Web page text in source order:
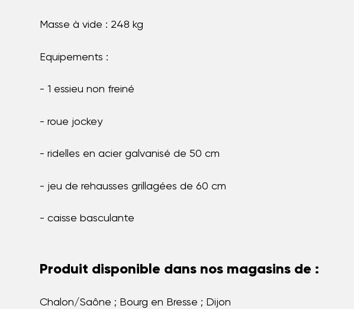
Masse à vide : 248 kg
Equipements :
- 1 essieu non freiné
- roue jockey
- ridelles en acier galvanisé de 50 cm
- jeu de rehausses grillagées de 60 cm
- caisse basculante
Produit disponible dans nos magasins de :
Chalon/Saône ; Bourg en Bresse ; Dijon